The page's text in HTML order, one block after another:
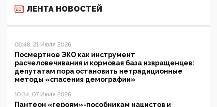
ЛЕНТА НОВОСТЕЙ
06:48, 21 Июля 2026
Посмертное ЭКО как инструмент
расчеловечивания и кормовая база извращенцев:
депутатам пора остановить нетрадиционные
методы «спасения демографии»
10:34, 07 Июля 2026
Пантеон «героям»-пособникам нацистов и